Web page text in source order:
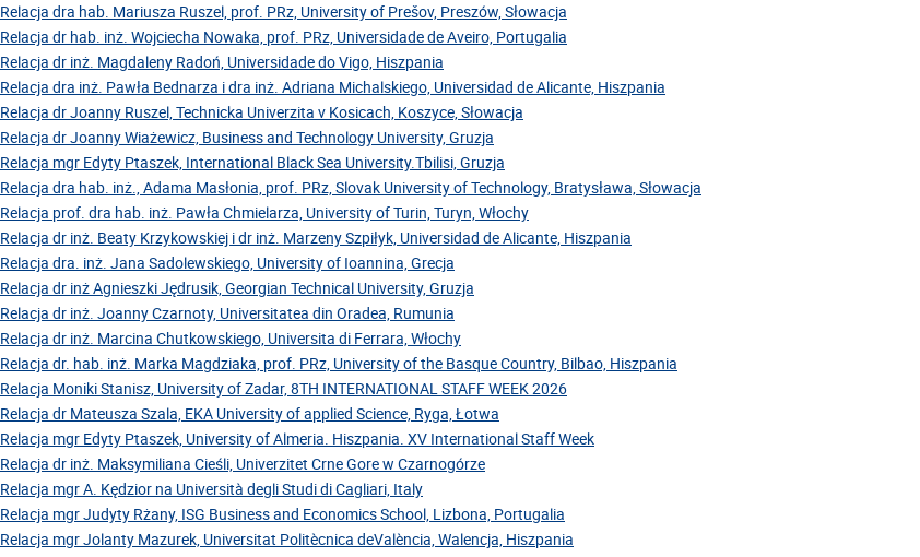
Relacja dra hab. Mariusza Ruszel, prof. PRz, University of Prešov, Preszów, Słowacja
Relacja dr hab. inż. Wojciecha Nowaka, prof. PRz, Universidade de Aveiro, Portugalia
Relacja dr inż. Magdaleny Radoń, Universidade do Vigo, Hiszpania
Relacja dra inż. Pawła Bednarza i dra inż. Adriana Michalskiego, Universidad de Alicante, Hiszpania
Relacja dr Joanny Ruszel, Technicka Univerzita v Kosicach, Koszyce, Słowacja
Relacja dr Joanny Wiażewicz, Business and Technology University, Gruzja
Relacja mgr Edyty Ptaszek, International Black Sea University.Tbilisi, Gruzja
Relacja dra hab. inż., Adama Masłonia, prof. PRz, Slovak University of Technology, Bratysława, Słowacja
Relacja prof. dra hab. inż. Pawła Chmielarza, University of Turin, Turyn, Włochy
Relacja dr inż. Beaty Krzykowskiej i dr inż. Marzeny Szpiłyk, Universidad de Alicante, Hiszpania
Relacja dra. inż. Jana Sadolewskiego, University of Ioannina, Grecja
Relacja dr inż Agnieszki Jędrusik, Georgian Technical University, Gruzja
Relacja dr inż. Joanny Czarnoty, Universitatea din Oradea, Rumunia
Relacja dr inż. Marcina Chutkowskiego, Universita di Ferrara, Włochy
Relacja dr. hab. inż. Marka Magdziaka, prof. PRz, University of the Basque Country, Bilbao, Hiszpania
Relacja Moniki Stanisz, University of Zadar, 8TH INTERNATIONAL STAFF WEEK 2026
Relacja dr Mateusza Szala, EKA University of applied Science, Ryga, Łotwa
Relacja mgr Edyty Ptaszek, University of Almeria. Hiszpania. XV International Staff Week
Relacja dr inż. Maksymiliana Cieśli, Univerzitet Crne Gore w Czarnogórze
Relacja mgr A. Kędzior na Università degli Studi di Cagliari, Italy
Relacja mgr Judyty Rżany, ISG Business and Economics School, Lizbona, Portugalia
Relacja mgr Jolanty Mazurek, Universitat Politècnica deValència, Walencja, Hiszpania